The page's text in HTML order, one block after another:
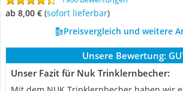
ab 8,00 € ( Sofort lieferbar)
Preisvergleich und weitere
Unsere Bewertung:
Unser Fazit für Nuk Trinklernbecher: